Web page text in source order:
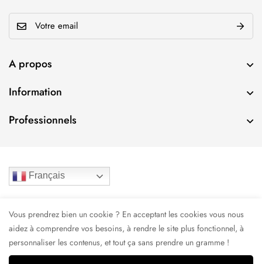
A propos
m
i
lInformation
Professionnels
Français
20 avenue de l’Energie
67800 Bischheim France
Vous prendrez bien un cookie ? En acceptant les cookies vous nous
aidez à comprendre vos besoins, à rendre le site plus fonctionnel, à
personnaliser les contenus, et tout ça sans prendre un gramme !